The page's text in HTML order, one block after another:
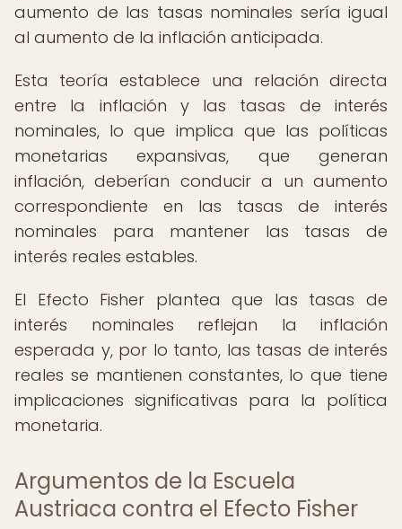
aumento de las tasas nominales sería igual
al aumento de la inflación anticipada.
Esta teoría establece una relación directa
entre la inflación y las tasas de interés
nominales, lo que implica que las políticas
monetarias expansivas, que generan
inflación, deberían conducir a un aumento
correspondiente en las tasas de interés
nominales para mantener las tasas de
interés reales estables.
El Efecto Fisher plantea que las tasas de
interés nominales reflejan la inflación
esperada y, por lo tanto, las tasas de interés
reales se mantienen constantes, lo que tiene
implicaciones significativas para la política
monetaria.
Argumentos de la Escuela
Austriaca contra el Efecto Fisher